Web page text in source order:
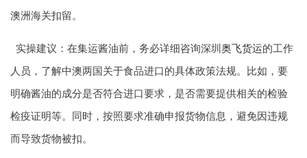
澳洲海关扣留。
实操建议：在集运酱油前，务必详细咨询深圳 奥飞货运的工作
人员，了解中澳两国关于食品进口的具体政策法规。比如，要
明确酱油的成分是否符合进口要求，是否需要提供相关的检验
检疫证明等。同时，按照要求准确申报货物信息，避免因违规
而导致货物被扣。